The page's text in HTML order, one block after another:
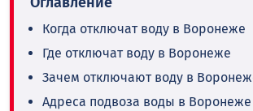
Когда отключат воду в Воронеже
Где отключат воду в Воронеже
Зачем отключают воду в
Адреса подвоза воды в Воронеже